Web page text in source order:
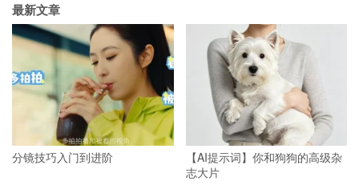
最新文章
分镜技巧入门到进阶
【AI提示词】你和狗狗的高级杂
志大片